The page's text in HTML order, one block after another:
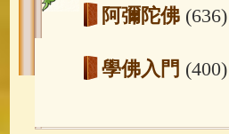
阿彌陀佛 (636)
學佛入門 (400)
玉曆寶鈔(236)